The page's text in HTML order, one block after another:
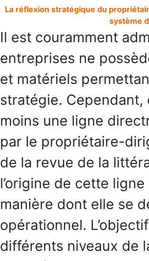
La réflexion stratégique du
système
Il est couramment
entreprises ne
et matériels
stratégie.
moins une ligne
par le propriétaire-
de la revue de la
l’origine de cette
manière dont elle se
opérationnel.
différents niveaux de